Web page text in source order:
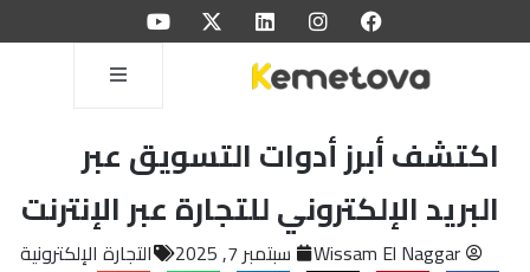
اكتشف أبرز أدوات التسويق عبر
البريد الإلكتروني للتجارة عبر الإنترنت
Wissam El Naggar سبتمبر 7, 2025 التجارة الإلكترونية